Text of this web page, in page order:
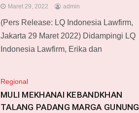
Maret 29, 2022 admin
(Pers Release: LQ Indonesia Lawfirm,
Jakarta 29 Maret 2022) Didampingi LQ
Indonesia Lawfirm, Erika dan
Regional
MULI MEKHANAI KEBANDKHAN
TALANG PADANG MARGA GUNUNG